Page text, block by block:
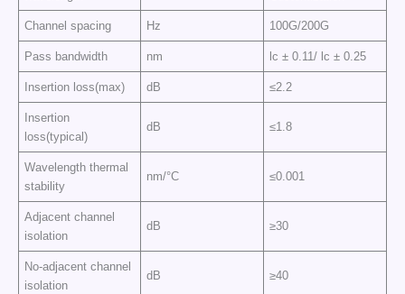
Channel spacing Hz 100G/200G
Pass bandwidth nm lc ± 0.11/ lc ± 0.25
Insertion loss(max) dB ≤2.2
Insertion
loss(typical)
dB ≤1.8
Wavelength thermal
stability
nm/°C ≤0.001
Adjacent channel
isolation
dB ≥30
No-adjacent channel
isolation
dB ≥40